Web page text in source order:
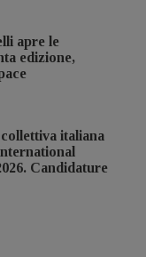
apre le
edizione,
italiana
Candidature